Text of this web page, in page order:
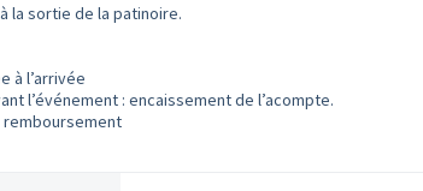
la sortie de la patinoire.
à l’arrivée
l’événement : encaissement de l’acompte.
remboursement